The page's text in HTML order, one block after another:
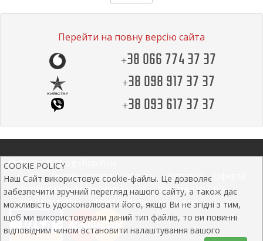
Перейти на повну версію сайта
+38 066 774 37 37
+38 098 917 37 37
+38 093 617 37 37
© 2012 - 2026 og-shop.in.ua
О нас
Онлайн оплата Оплата Доставка
Политика конфиденциальности
Доставка из США
Наши партнеры
Нашы отзывы Контакты
COOKIE POLICY
Наш Сайт використовує cookie-файлы. Це дозволяє
забезпечити зручний перегляд нашого сайту, а також дає
можливість удосконалювати його, якщо Ви не згідні з тим,
щоб ми використовували даний тип файлів, то ви повинні
відповідним чином встановити налаштування вашого